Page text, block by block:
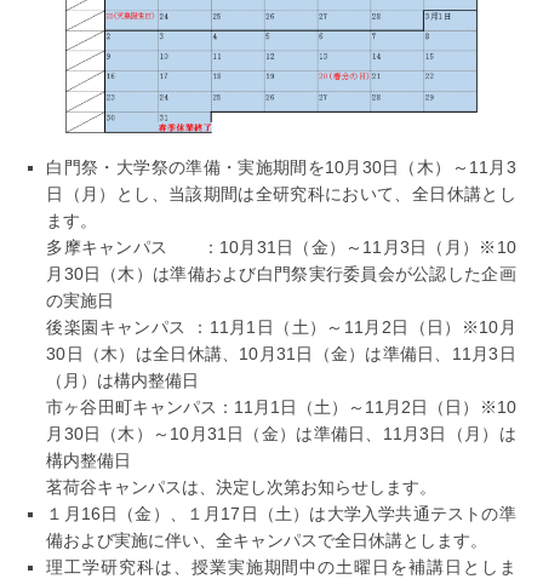
白門祭・大学祭の準備・実施期間を10月30日（木）～11月3
日（月）とし、当該期間は全研究科において、全日休講とし
ます。
多摩キャンパス ：10月31日（金）～11月3日（月）※10
月30日（木）は準備および白門祭実行委員会が公認した企画
の実施日
後楽園キャンパス ：11月1日（土）～11月2日（日）※10月
30日（木）は全日休講、10月31日（金）は準備日、11月3日
（月）は構内整備日
市ヶ谷田町キャンパス：11月1日（土）～11月2日（日）※10
月30日（木）～10月31日（金）は準備日、11月3日（月）は
構内整備日
茗荷谷キャンパスは、決定し次第お知らせします。
１月16日（金）、１月17日（土）は大学入学共通テストの準
備および実施に伴い、全キャンパスで全日休講とします。
理工学研究科は、授業実施期間中の土曜日を補講日としま